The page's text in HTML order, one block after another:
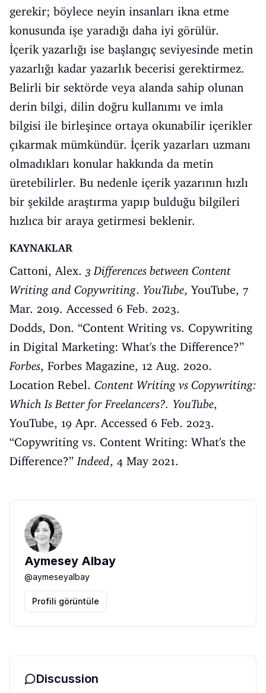
gerekir; böylece neyin insanları ikna etme
konusunda işe yaradığı daha iyi görülür.
İçerik yazarlığı ise başlangıç seviyesinde metin
yazarlığı kadar yazarlık becerisi gerektirmez.
Belirli bir sektörde veya alanda sahip olunan
derin bilgi, dilin doğru kullanımı ve imla
bilgisi ile birleşince ortaya okunabilir içerikler
çıkarmak mümkündür. İçerik yazarları uzmanı
olmadıkları konular hakkında da metin
üretebilirler. Bu nedenle içerik yazarının hızlı
bir şekilde araştırma yapıp bulduğu bilgileri
hızlıca bir araya getirmesi beklenir.
KAYNAKLAR
Cattoni, Alex. 3 Differences between Content
Writing and Copywriting. YouTube, YouTube, 7
Mar. 2019. Accessed 6 Feb. 2023.
Dodds, Don. “Content Writing vs. Copywriting
in Digital Marketing: What's the Difference?”
Forbes, Forbes Magazine, 12 Aug. 2020.
Location Rebel. Content Writing vs Copywriting:
Which Is Better for Freelancers?. YouTube,
YouTube, 19 Apr. Accessed 6 Feb. 2023.
“Copywriting vs. Content Writing: What's the
Difference?” Indeed, 4 May 2021.
Aymesey Albay
@aymeseyalbay
Profili görüntüle
Discussion